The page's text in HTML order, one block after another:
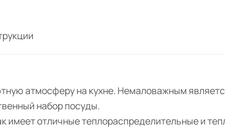
атмосферу на кухне. Немаловажным
набор посуды.
имеет отличные теплораспределительные и